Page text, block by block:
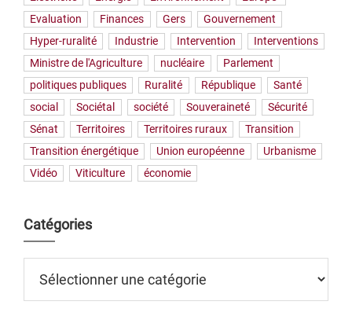
Evaluation
Finances Gers
Gouvernement
Hyper-ruralité
Industrie Intervention
Interventions
Ministre de l'Agriculture
nucléaire
Parlement
politiques publiques
Ruralité République
Santé
social
Sociétal société Souveraineté
Sécurité
Sénat
Territoires Territoires ruraux
Transition
Transition énergétique
Union européenne
Urbanisme
Vidéo
Viticulture économie
Catégories